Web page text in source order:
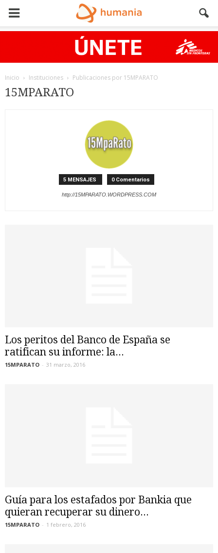
Inicio Instituciones Publicaciones por 15MPARATO
15MPARATO
5 MENSAJES 0 Comentarios
http://15MPARATO.WORDPRESS.COM
Los peritos del Banco de España se
ratifican su informe: la...
15MPARATO - 31 marzo, 2016
Guía para los estafados por Bankia que
quieran recuperar su dinero...
15MPARATO - 1 febrero, 2016